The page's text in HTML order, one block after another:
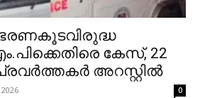
കേസ്, 22
അറസ്റ്റിൽ
0